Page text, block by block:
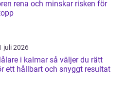
rena och minskar risken för
juli 2026
i kalmar så väljer du rätt
ett hållbart och snyggt resultat